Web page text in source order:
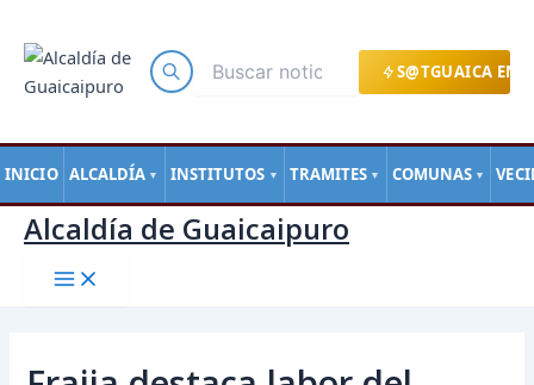
S@TGUAICA EN
INICIO ALCALDÍA ▼ INSTITUTOS ▼ TRAMITES ▼ COMUNAS ▼
contenido
Alcaldía de Guaicaipuro
de
entradas